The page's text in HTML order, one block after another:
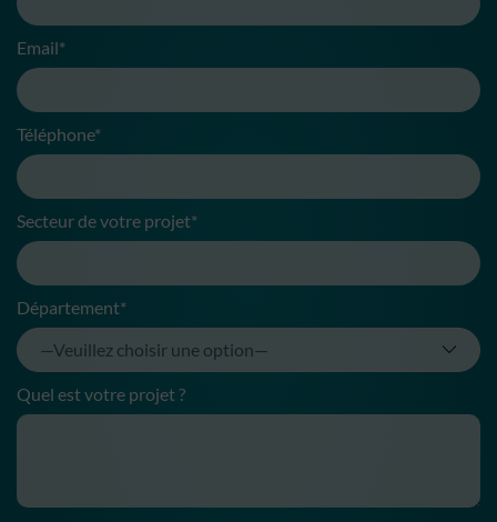
Email*
Téléphone*
Secteur de votre projet*
Département*
Quel est votre projet ?